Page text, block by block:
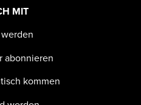
MIT
abonnieren
kommen